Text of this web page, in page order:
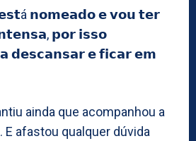
𝗻𝗼𝗺𝗲𝗮𝗱𝗼 𝗲 𝘃𝗼𝘂 𝘁𝗲𝗿
𝗽𝗼𝗿 𝗶𝘀𝘀𝗼
𝗱𝗲𝘀𝗰𝗮𝗻𝘀𝗮𝗿 𝗲 𝗳𝗶𝗰𝗮𝗿 𝗲𝗺
ainda que acompanhou a
afastou qualquer dúvida